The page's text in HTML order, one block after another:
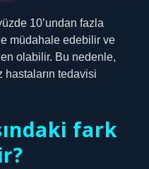
10’undan fazla
müdahale edebilir ve
olabilir. Bu nedenle,
hastaların tedavisi
fark